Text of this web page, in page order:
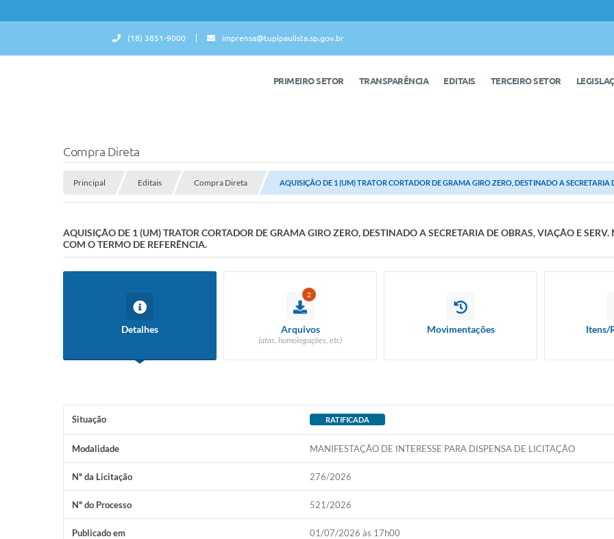
(18) 3851-9000 imprensa@tupipaulista.sp.gov.br
PRIMEIRO SETOR TRANSPARÊNCIA EDITAIS TERCEIRO SETOR
Compra Direta
Principal Editais Compra Direta AQUISIÇÃO DE 1 (UM) TRATOR CORTADOR DE GRAMA GIRO ZERO, DESTINADO A SECRETARIA
AQUISIÇÃO DE 1 (UM) TRATOR CORTADOR DE GRAMA GIRO ZERO, DESTINADO A SECRETARIA DE OBRAS, VIAÇÃO E
COM O TERMO DE REFERÊNCIA.
Detalhes
2
Arquivos
(atas, homologações, etc)
Movimentações Itens/
Situação RATIFICADA
Modalidade MANIFESTAÇÃO DE INTERESSE PARA DISPENSA DE LICITAÇÃO
Nº da Licitação 276/2026
Nº do Processo 521/2026
Publicado em 01/07/2026 às 17h00